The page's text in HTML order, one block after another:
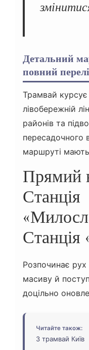
Детальний
повний
Трамвай курсує
лівобережній
районів та
пересадочного
маршруті мають
Прямий
Станція
Станція
Розпочинає рух
масиву й
доцільно
Читайте також:
3 трамвай Київ